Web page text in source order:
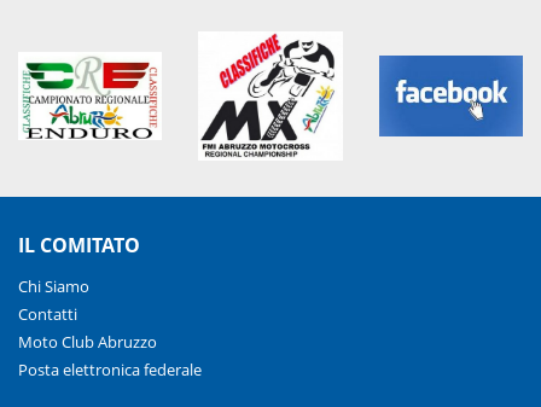
IL COMITATO
Chi Siamo
Contatti
Moto Club Abruzzo
Posta elettronica federale